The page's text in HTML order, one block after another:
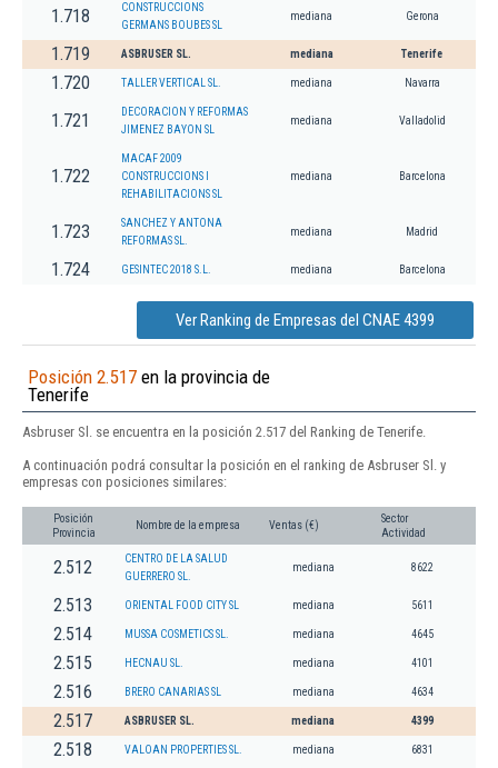
1.718
CONSTRUCCIONS
GERMANS BOUBES SL
mediana Gerona
1.719 ASBRUSER SL. mediana Tenerife
1.720 TALLER VERTICAL SL. mediana Navarra
1.721
DECORACION Y REFORMAS
JIMENEZ BAYON SL
mediana Valladolid
1.722
MACAF 2009
CONSTRUCCIONS I
REHABILITACIONS SL
mediana Barcelona
1.723
SANCHEZ Y ANTONA
REFORMAS SL.
mediana Madrid
1.724 GESINTEC 2018 S.L. mediana Barcelona
Ver Ranking de Empresas del CNAE 4399
Posición 2.517 en la provincia de
Tenerife
Asbruser Sl. se encuentra en la posición 2.517 del Ranking de Tenerife.
A continuación podrá consultar la posición en el ranking de Asbruser Sl. y
empresas con posiciones similares:
Posición
Provincia
Nombre de la empresa Ventas (€)
Sector
Actividad
2.512
CENTRO DE LA SALUD
GUERRERO SL.
mediana 8622
2.513 ORIENTAL FOOD CITY SL mediana 5611
2.514 MUSSA COSMETICS SL. mediana 4645
2.515 HECNAU SL. mediana 4101
2.516 BRERO CANARIAS SL mediana 4634
2.517 ASBRUSER SL. mediana 4399
2.518 VALOAN PROPERTIES SL. mediana 6831